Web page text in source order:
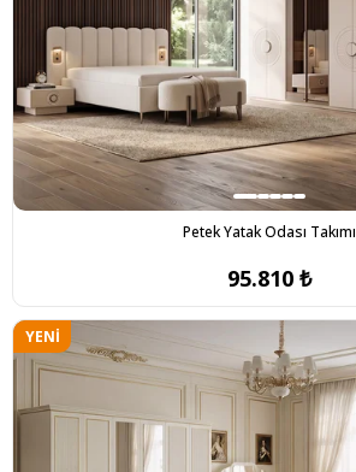
Petek Yatak Odası Takımı
95.810 ₺
YENI
ÜRÜN